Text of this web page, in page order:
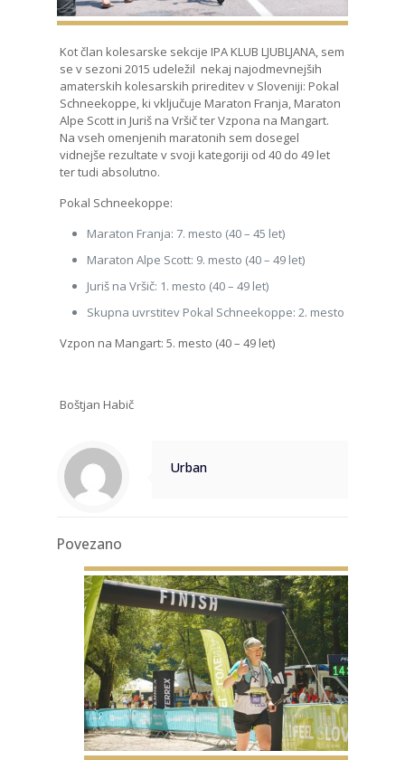
Kot član kolesarske sekcije IPA KLUB LJUBLJANA, sem
se v sezoni 2015 udeležil nekaj najodmevnejših
amaterskih kolesarskih prireditev v Sloveniji: Pokal
Schneekoppe, ki vključuje Maraton Franja, Maraton
Alpe Scott in Juriš na Vršič ter Vzpona na Mangart.
Na vseh omenjenih maratonih sem dosegel
vidnejše rezultate v svoji kategoriji od 40 do 49 let
ter tudi absolutno.
Pokal Schneekoppe:
Maraton Franja: 7. mesto (40 – 45 let)
Maraton Alpe Scott: 9. mesto (40 – 49 let)
Juriš na Vršič: 1. mesto (40 – 49 let)
Skupna uvrstitev Pokal Schneekoppe: 2. mesto
Vzpon na Mangart: 5. mesto (40 – 49 let)
Boštjan Habič
Urban
Povezano